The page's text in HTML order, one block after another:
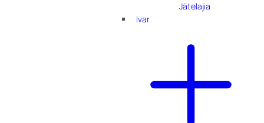
Jätelajia
Ivar